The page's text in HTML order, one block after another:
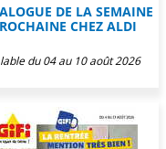
DE LA SEMAINE
CHEZ ALDI
du 04 au 10 août 2026